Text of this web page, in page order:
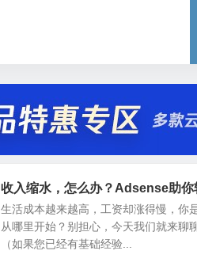
收入缩水，怎么办？Adsense助你
生活成本越来越高，工资却涨得慢，你
从哪里开始？别担心，今天我们就来聊
（如果您已经有基础经验...